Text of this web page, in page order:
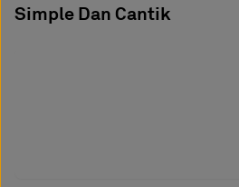
Simple Dan Cantik